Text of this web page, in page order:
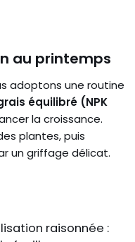
au printemps
adoptons une routine
équilibré (NPK
la croissance.
plantes, puis
un griffage délicat.
raisonnée :